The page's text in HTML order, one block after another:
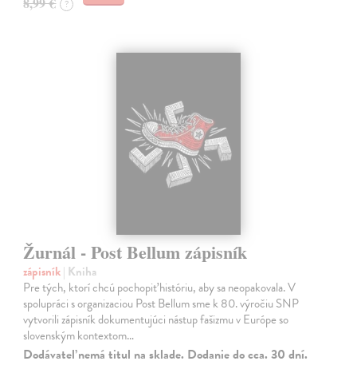
?
Žurnál - Post Bellum zápisník
zápisník| Kniha
Pre tých, ktorí chcú pochopiť históriu, aby sa neopakovala. V
spolupráci s organizaciou Post Bellum sme k 80. výročiu SNP
vytvorili zápisník dokumentujúci nástup fašizmu v Európe so
slovenským kontextom…
Dodávateľ nemá titul na sklade. Dodanie do cca. 30 dní.